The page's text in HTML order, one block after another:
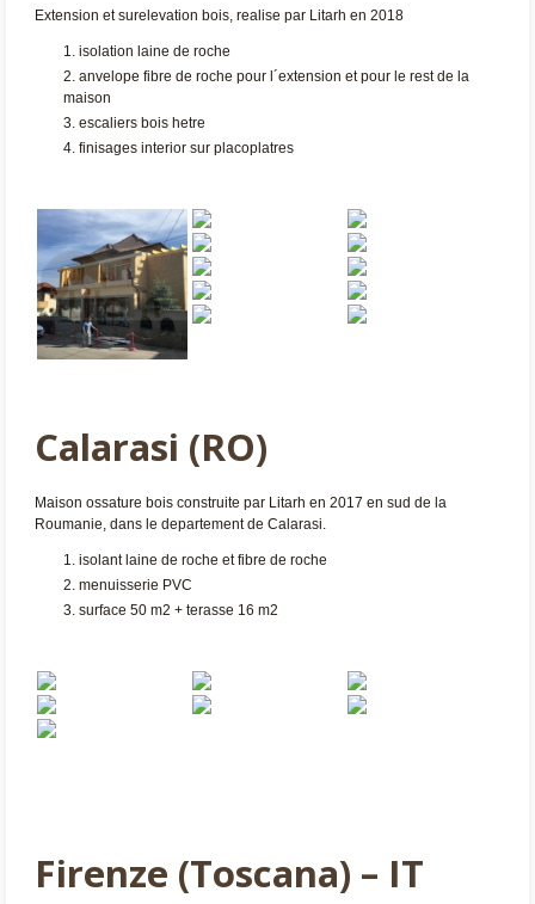
Extension et surelevation bois, realise par Litarh en 2018
isolation laine de roche
anvelope fibre de roche pour l´extension et pour le rest de la
maison
escaliers bois hetre
finisages interior sur placoplatres
Calarasi (RO)
Maison ossature bois construite par Litarh en 2017 en sud de la
Roumanie, dans le departement de Calarasi.
isolant laine de roche et fibre de roche
menuisserie PVC
surface 50 m2 + terasse 16 m2
Firenze (Toscana) – IT